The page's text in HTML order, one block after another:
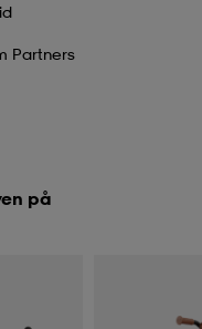
Partners
på